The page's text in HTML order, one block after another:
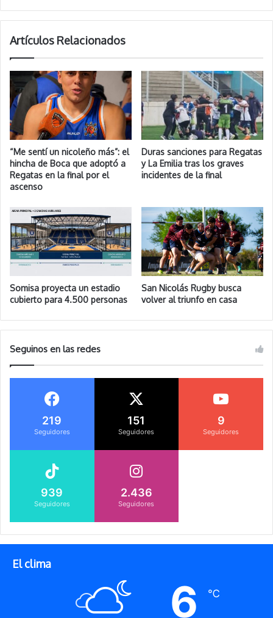
Artículos Relacionados
“Me sentí un nicoleño más”: el
hincha de Boca que adoptó a
Regatas en la final por el
ascenso
Duras sanciones para Regatas
y La Emilia tras los graves
incidentes de la final
Somisa proyecta un estadio
cubierto para 4.500 personas
San Nicolás Rugby busca
volver al triunfo en casa
Seguinos en las redes
219
Seguidores
151
Seguidores
9
Seguidores
939
Seguidores
2.436
Seguidores
El clima
6 ℃